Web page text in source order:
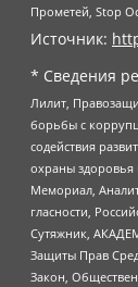
Прометей, Stop
Источник:
* Сведения
Лилит,
борьбы с
содействия
охраны здоровья
Мемориал,
гласности,
Сутяжник,
Защиты Прав
Закон,